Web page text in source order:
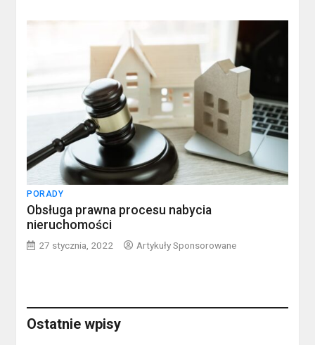
PORADY
Obsługa prawna procesu nabycia
nieruchomości
27 stycznia, 2022 Artykuły Sponsorowane
Ostatnie wpisy